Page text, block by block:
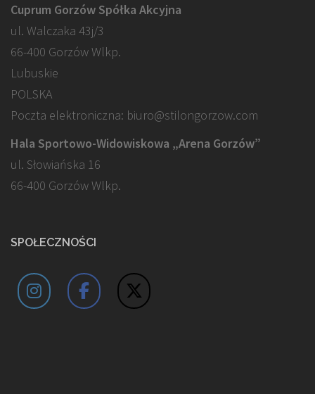
Cuprum Gorzów Spółka Akcyjna
ul. Walczaka 43j/3
66-400 Gorzów Wlkp.
Lubuskie
POLSKA
Poczta elektroniczna: biuro@stilongorzow.com
Hala Sportowo-Widowiskowa „Arena Gorzów”
ul. Słowiańska 16
66-400 Gorzów Wlkp.
SPOŁECZNOŚCI